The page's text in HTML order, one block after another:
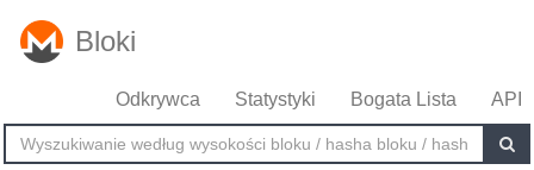
Bloki
Odkrywca Statystyki Bogata Lista API